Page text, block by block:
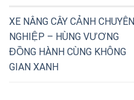
XE NÂNG CÂY CẢNH CHUYÊN
NGHIỆP – HÙNG VƯƠNG
ĐỒNG HÀNH CÙNG KHÔNG
GIAN XANH